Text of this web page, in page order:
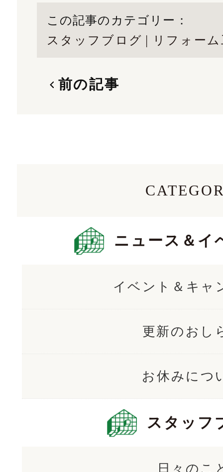
この記事のカテゴリー：
スタッフブログ
リフォー
前の記事
ニュース＆イ
イベント＆キャ
更新のおし
お休みにつ
スタッフ
日々のこ